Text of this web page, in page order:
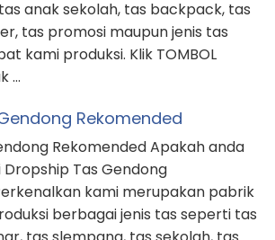
anak sekolah, tas backpack, tas
tas promosi maupun jenis tas
kami produksi. Klik TOMBOL
…
Rekomended
Rekomended Apakah anda
Tas Gendong
kami merupakan pabrik
berbagai jenis tas seperti tas